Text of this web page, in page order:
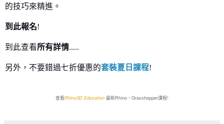
的技巧來精進。
到此報名!
到此查看所有詳情.....
另外，不要錯過七折優惠的套裝夏日課程!
查看Rhino3D.Education 最新Rhino、Grasshopper課程!